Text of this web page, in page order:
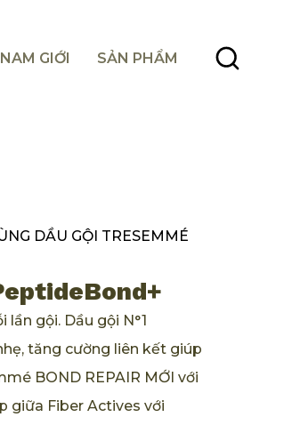
GIỚI SẢN PHẨM
DẦU GỘI TRESEMMÉ
gội. Dầu gội N°1
tăng cường liên kết giúp
BOND REPAIR MỚI với
giữa Fiber Actives với